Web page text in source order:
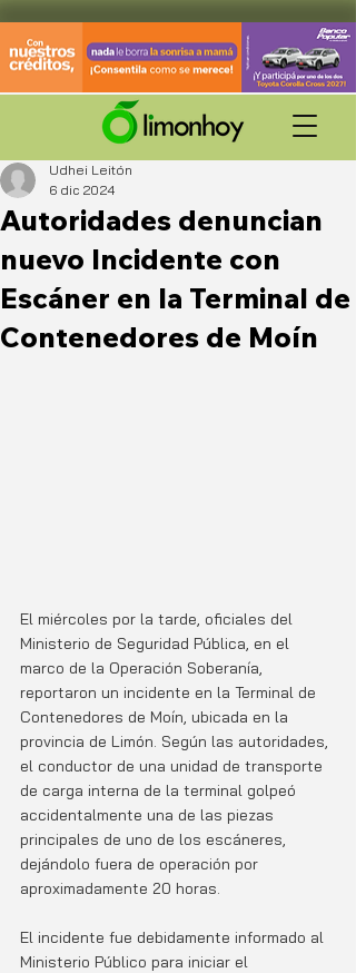
Autoridades denuncian
nuevo Incidente con
Escáner en la Terminal de
Contenedores de Moín
Udhei Leitón
6 dic 2024
El miércoles por la tarde, oficiales del
Ministerio de Seguridad Pública, en el
marco de la Operación Soberanía,
reportaron un incidente en la Terminal de
Contenedores de Moín, ubicada en la
provincia de Limón. Según las autoridades,
el conductor de una unidad de transporte
de carga interna de la terminal golpeó
accidentalmente una de las piezas
principales de uno de los escáneres,
dejándolo fuera de operación por
aproximadamente 20 horas.
El incidente fue debidamente informado al
Ministerio Público para iniciar el